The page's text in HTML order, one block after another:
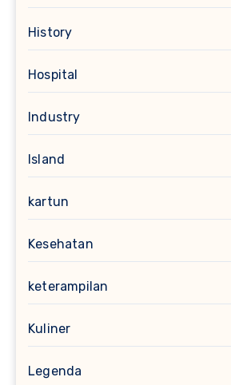
History
Hospital
Industry
Island
kartun
Kesehatan
keterampilan
Kuliner
Legenda